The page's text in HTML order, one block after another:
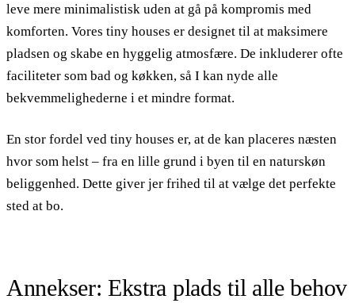
leve mere minimalistisk uden at gå på kompromis med
komforten. Vores tiny houses er designet til at maksimere
pladsen og skabe en hyggelig atmosfære. De inkluderer ofte
faciliteter som bad og køkken, så I kan nyde alle
bekvemmelighederne i et mindre format.
En stor fordel ved tiny houses er, at de kan placeres næsten
hvor som helst – fra en lille grund i byen til en naturskøn
beliggenhed. Dette giver jer frihed til at vælge det perfekte
sted at bo.
Annekser: Ekstra plads til alle behov